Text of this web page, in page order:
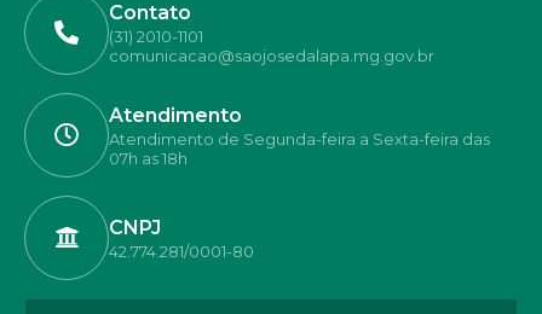
Contato
(31) 2010-1101
comunicacao@saojosedalapa.mg.gov.br
Atendimento
Atendimento de Segunda-feira a Sexta-feira das
07h as 18h
CNPJ
42.774.281/0001-80